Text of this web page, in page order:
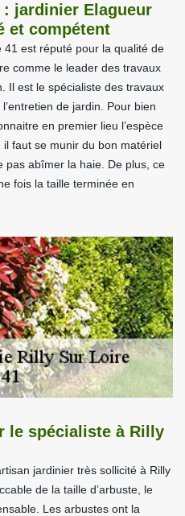
jardinier Elagueur
et compétent
41 est réputé pour la qualité de
comme le leader des travaux
Il est le spécialiste des travaux
de jardin. Pour bien
en premier lieu l’espèce
faut se munir du bon matériel
pas abîmer la haie. De plus, ce
fois la taille terminée en
le spécialiste à Rilly
jardinier très sollicité à Rilly
de la taille d’arbuste, le
Les arbustes ont la